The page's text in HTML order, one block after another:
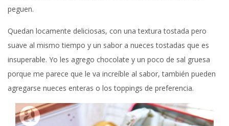
peguen.
Quedan locamente deliciosas, con una textura tostada pero
suave al mismo tiempo y un sabor a nueces tostadas que es
insuperable. Yo les agrego chocolate y un poco de sal gruesa
porque me parece que le va increíble al sabor, también pueden
agregarse nueces enteras o los toppings de preferencia.